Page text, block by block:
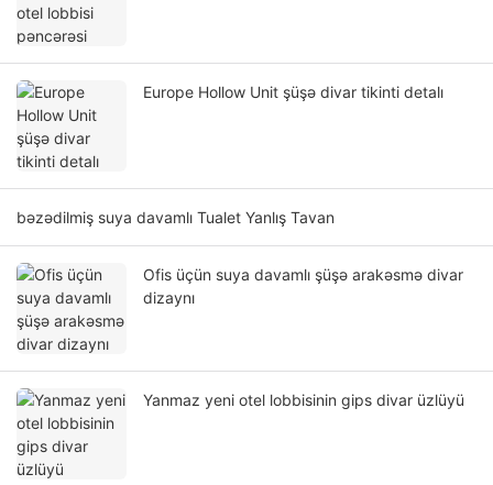
Europe Hollow Unit şüşə divar tikinti detalı
bəzədilmiş suya davamlı Tualet Yanlış Tavan
Ofis üçün suya davamlı şüşə arakəsmə divar
dizaynı
Yanmaz yeni otel lobbisinin gips divar üzlüyü